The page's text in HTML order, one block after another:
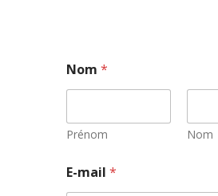
Nom*
Prénom Nom
E-mail*